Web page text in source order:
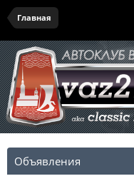
Главная
Объявления